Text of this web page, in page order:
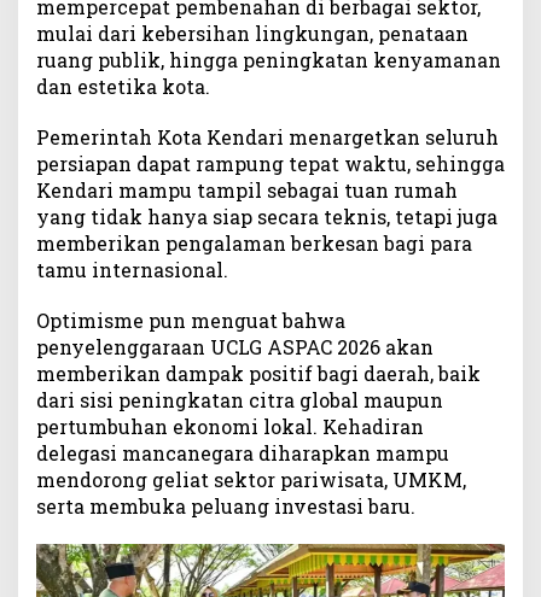
mempercepat pembenahan di berbagai sektor,
mulai dari kebersihan lingkungan, penataan
ruang publik, hingga peningkatan kenyamanan
dan estetika kota.
Pemerintah Kota Kendari menargetkan seluruh
persiapan dapat rampung tepat waktu, sehingga
Kendari mampu tampil sebagai tuan rumah
yang tidak hanya siap secara teknis, tetapi juga
memberikan pengalaman berkesan bagi para
tamu internasional.
Optimisme pun menguat bahwa
penyelenggaraan UCLG ASPAC 2026 akan
memberikan dampak positif bagi daerah, baik
dari sisi peningkatan citra global maupun
pertumbuhan ekonomi lokal. Kehadiran
delegasi mancanegara diharapkan mampu
mendorong geliat sektor pariwisata, UMKM,
serta membuka peluang investasi baru.